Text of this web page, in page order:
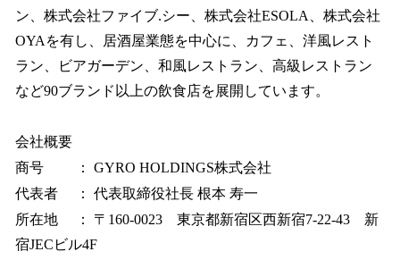
ン、株式会社ファイブ.シー、株式会社ESOLA、株式会社
OYAを有し、居酒屋業態を中心に、カフェ、洋風レスト
ラン、ビアガーデン、和風レストラン、高級レストラン
など90ブランド以上の飲食店を展開しています。
会社概要
商号 ： GYRO HOLDINGS株式会社
代表者 ： 代表取締役社長 根本 寿一
所在地 ： 〒160-0023 東京都新宿区西新宿7-22-43 新
宿JECビル4F